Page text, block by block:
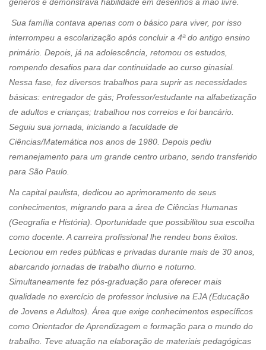
Sua família contava apenas com o básico para viver, por isso
interrompeu a escolarização após concluir a 4ª do antigo ensino
primário. Depois, já na adolescência, retomou os estudos,
rompendo desafios para dar continuidade ao curso ginasial.
Nessa fase, fez diversos trabalhos para suprir as necessidades
básicas: entregador de gás; Professor/estudante na alfabetização
de adultos e crianças; trabalhou nos correios e foi bancário.
Seguiu sua jornada, iniciando a faculdade de
Ciências/Matemática nos anos de 1980. Depois pediu
remanejamento para um grande centro urbano, sendo transferido
para São Paulo.
Na capital paulista, dedicou ao aprimoramento de seus
conhecimentos, migrando para a área de Ciências Humanas
(Geografia e História). Oportunidade que possibilitou sua escolha
como docente. A carreira profissional lhe rendeu bons êxitos.
Lecionou em redes públicas e privadas durante mais de 30 anos,
abarcando jornadas de trabalho diurno e noturno.
Simultaneamente fez pós-graduação para oferecer mais
qualidade no exercício de professor inclusive na EJA (Educação
de Jovens e Adultos). Área que exige conhecimentos específicos
como Orientador de Aprendizagem e formação para o mundo do
trabalho. Teve atuação na elaboração de materiais pedagógicas